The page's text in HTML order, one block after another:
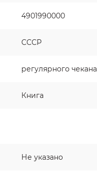
4901990000
СССР
регулярного чекана
Книга
Не указано